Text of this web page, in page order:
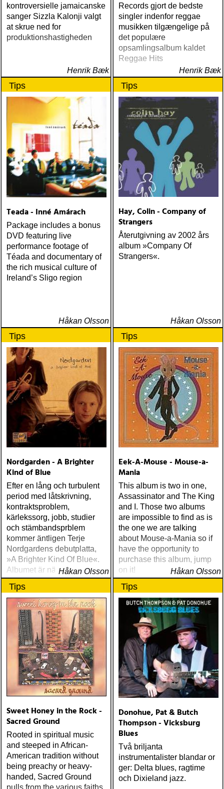
kontroversielle jamaicanske
sanger Sizzla Kalonji valgt
at skrue ned for
produktionshastigheden
Henrik Bæk
Records gjort de bedste
singler indenfor reggae
musikken tilgængelige på
det populære
opsamlingsalbum kaldet
Reggae Hits
Henrik Bæk
Tips
Teada - Inné Amárach
Package includes a bonus
DVD featuring live
performance footage of
Téada and documentary of
the rich musical culture of
Ireland’s Sligo region
Håkan Olsson
Tips
Hay, Colin - Company of
Strangers
Återutgivning av 2002 års
album »Company Of
Strangers«.
Håkan Olsson
Tips
Nordgarden - A Brighter
Kind of Blue
Efter en lång och turbulent
period med låtskrivning,
kontraktsproblem,
kärlekssorg, jobb, studier
och stämbandsprblem
kommer äntligen Terje
Nordgardens debutplatta,
»A Brighter Kind Of Blue«.
Albumet är nära, enkelt och
ärligt och handlar om
upplevelser och historier
från en ung mans liv
Håkan Olsson
Tips
Eek-A-Mouse - Mouse-a-
Mania
This album is two in one,
Assassinator and The King
and I. Those two albums
are impossible to find as is
the one we are talking
about Mouse-a-Mania so if
have the opportunity to
purchase this album, jump
on it!
Håkan Olsson
Tips
Sweet Honey in the Rock -
Sacred Ground
Rooted in spiritual music
and steeped in African-
American tradition without
being preachy or heavy-
handed, Sacred Ground
pulls from the various faiths
Tips
Donohue, Pat & Butch
Thompson - Vicksburg
Blues
Två briljanta
instrumentalister blandar or
ger: Delta blues, ragtime
och Dixieland jazz.